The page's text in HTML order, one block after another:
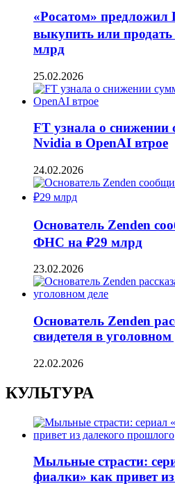
«Росатом»
выкупить или продать
млрд
25.02.2026
FT узнала о
Nvidia в OpenAI втрое
24.02.2026
Основатель Zenden
ФНС на ₽29 млрд
23.02.2026
Основатель Zenden
свидетеля в уголовном
22.02.2026
КУЛЬТУРА
Мыльные страсти:
фиалки» как привет